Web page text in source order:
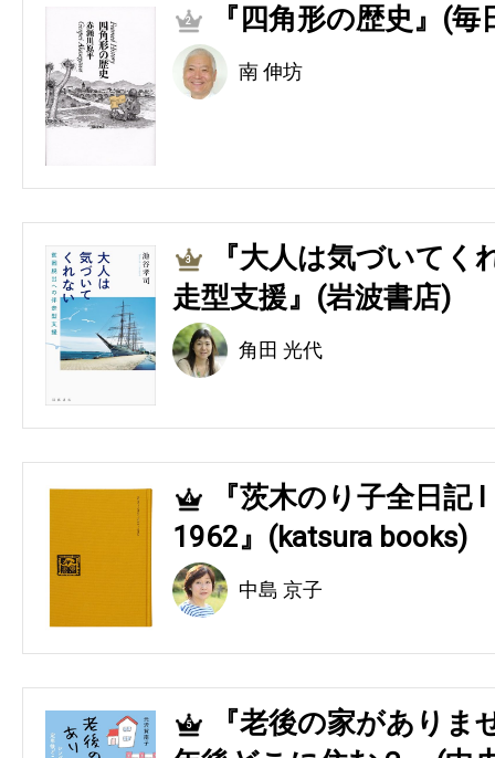
2 『四角形の歴史』(毎
南 伸坊
3
『大人は気づいてく
走型支援』(岩波書店)
角田 光代
4
『茨木のり子全日記
1962』(katsura books)
中島 京子
5
『老後の家があり